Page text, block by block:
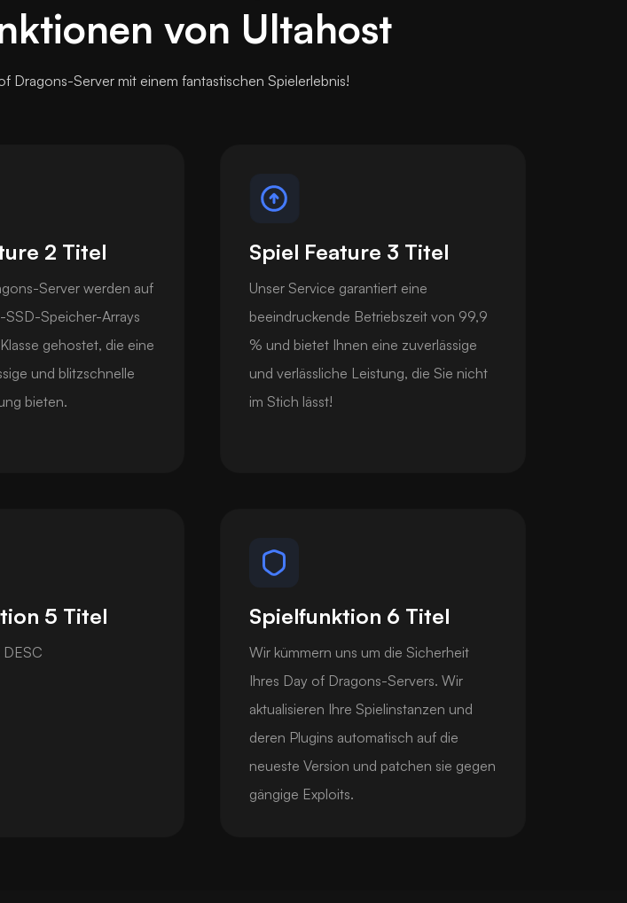
von Ultahost
Dragons-Server mit einem fantastischen Spielerlebnis!
2 Titel
Server werden auf
SSD-Speicher-Arrays
gehostet, die eine
und blitzschnelle
bieten.
Spiel Feature 3 Titel
Unser Service garantiert eine
beeindruckende Betriebszeit von 99,9
% und bietet Ihnen eine zuverlässige
und verlässliche Leistung, die Sie nicht
im Stich lässt!
5 Titel Spielfunktion 6 Titel
Wir kümmern uns um die Sicherheit
Ihres Day of Dragons-Servers. Wir
aktualisieren Ihre Spielinstanzen und
deren Plugins automatisch auf die
neueste Version und patchen sie gegen
gängige Exploits.